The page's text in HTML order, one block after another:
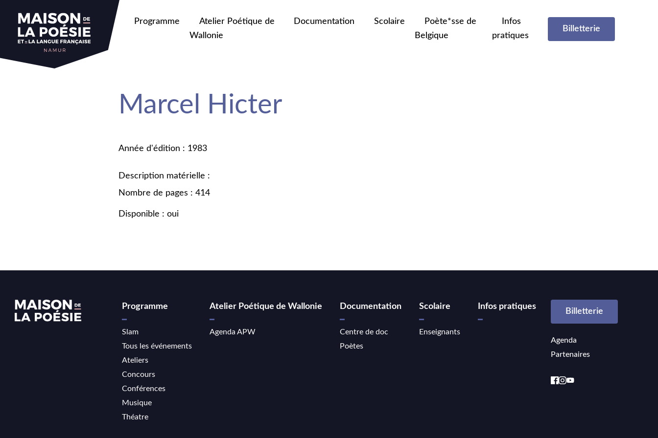
Programme
Atelier Poétique de
Wallonie
Documentation Scolaire
Poète*sse de
Belgique
Infos
pratiques
Billetterie
Marcel Hicter
Année d'édition : 1983
Description matérielle :
Nombre de pages : 414
Disponible : oui
Programme
Slam
Tous les événements
Ateliers
Concours
Conférences
Musique
Théatre
Atelier Poétique de Wallonie
Agenda APW
Documentation
Centre de doc
Poètes
Scolaire
Enseignants
Infos pratiques
Billetterie
Agenda
Partenaires